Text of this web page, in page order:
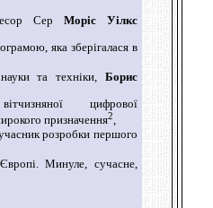
Сер Моріс Уілкс
яка зберігалася в
та техніки, Борис
цифрової
призначення2,
розробки першого
Минуле, сучасне,